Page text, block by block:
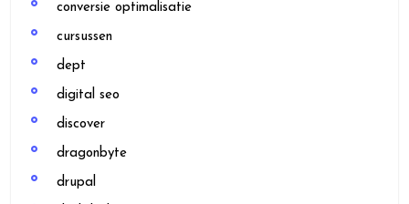
conversie optimalisatie
cursussen
dept
digital seo
discover
dragonbyte
drupal